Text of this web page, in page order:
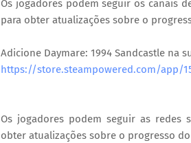
Os jogadores podem seguir os canais
para obter atualizações sobre o
Adicione Daymare: 1994 Sandcastle na
https://store.steampowered.com/app/
Os jogadores podem seguir as redes
obter atualizações sobre o progresso